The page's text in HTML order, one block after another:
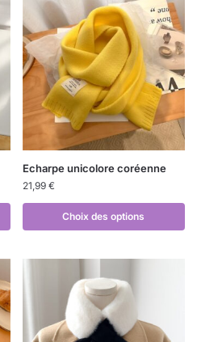
Echarpe unicolore coréenne
21,99 €
Choix des options